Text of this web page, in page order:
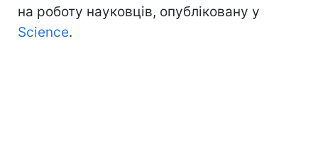
на роботу науковців, опубліковану у
Science.